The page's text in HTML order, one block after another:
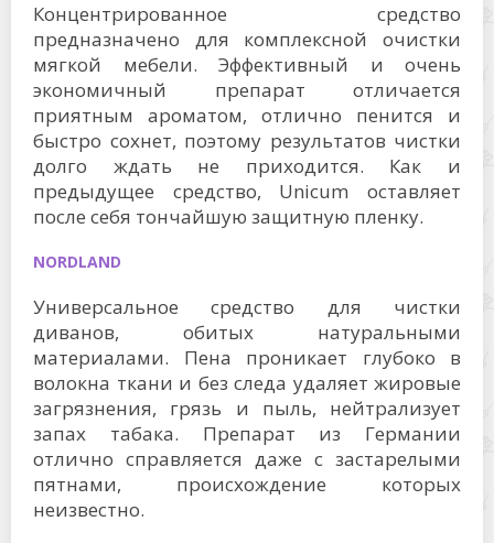
Концентрированное средство
предназначено для комплексной очистки
мягкой мебели. Эффективный и очень
экономичный препарат отличается
приятным ароматом, отлично пенится и
быстро сохнет, поэтому результатов чистки
долго ждать не приходится. Как и
предыдущее средство, Unicum оставляет
после себя тончайшую защитную пленку.
NORDLAND
Универсальное средство для чистки
диванов, обитых натуральными
материалами. Пена проникает глубоко в
волокна ткани и без следа удаляет жировые
загрязнения, грязь и пыль, нейтрализует
запах табака. Препарат из Германии
отлично справляется даже с застарелыми
пятнами, происхождение которых
неизвестно.